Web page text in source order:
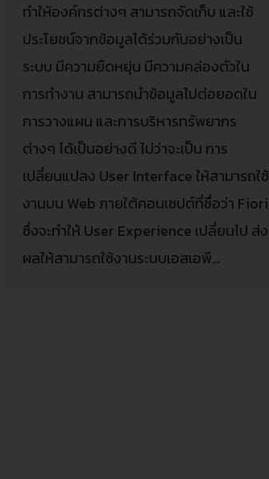
ทำให้องค์กรต่างๆ สามารถจัดเก็บ และใช้
ประโยชน์จากข้อมูลได้ร่วมกันอย่างเป็น
ระบบ มีความยืดหยุ่น มีความคล่องตัวใน
การทำงาน สามารถนำข้อมูลไปต่อยอดใน
การวางแผน และการบริหารทรัพยากร
ต่างๆ ได้เป็นอย่างดี ไม่ว่าจะเป็น การ
เปลี่ยนแปลง User Interface ให้สามารถใช้
งานบน Web ภายใต้คอนเซปต์ที่ชื่อว่า Fiori
ซึ่งจะทำให้ User Experience เปลี่ยนไป ส่ง
ผลให้สามารถใช้งานระบบเอสเอพี…